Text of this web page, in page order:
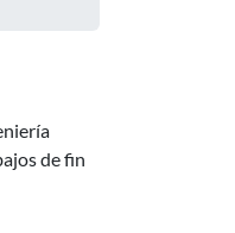
de fin